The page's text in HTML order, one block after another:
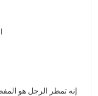
إنه تمطر الرجل هو